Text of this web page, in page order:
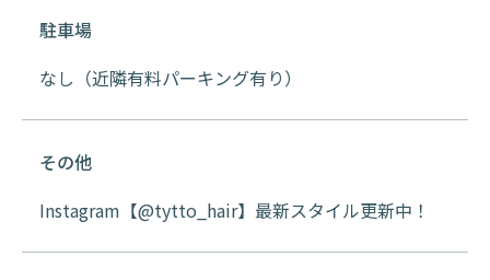
駐車場
なし（近隣有料パーキング有り）
その他
Instagram【@tytto_hair】最新スタイル更新中！